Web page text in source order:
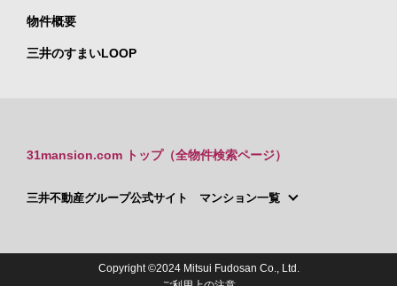
物件概要
三井のすまいLOOP
31mansion.com トップ（全物件検索ページ）
三井不動産グループ公式サイト マンション一覧
Copyright ©2024 Mitsui Fudosan Co., Ltd.